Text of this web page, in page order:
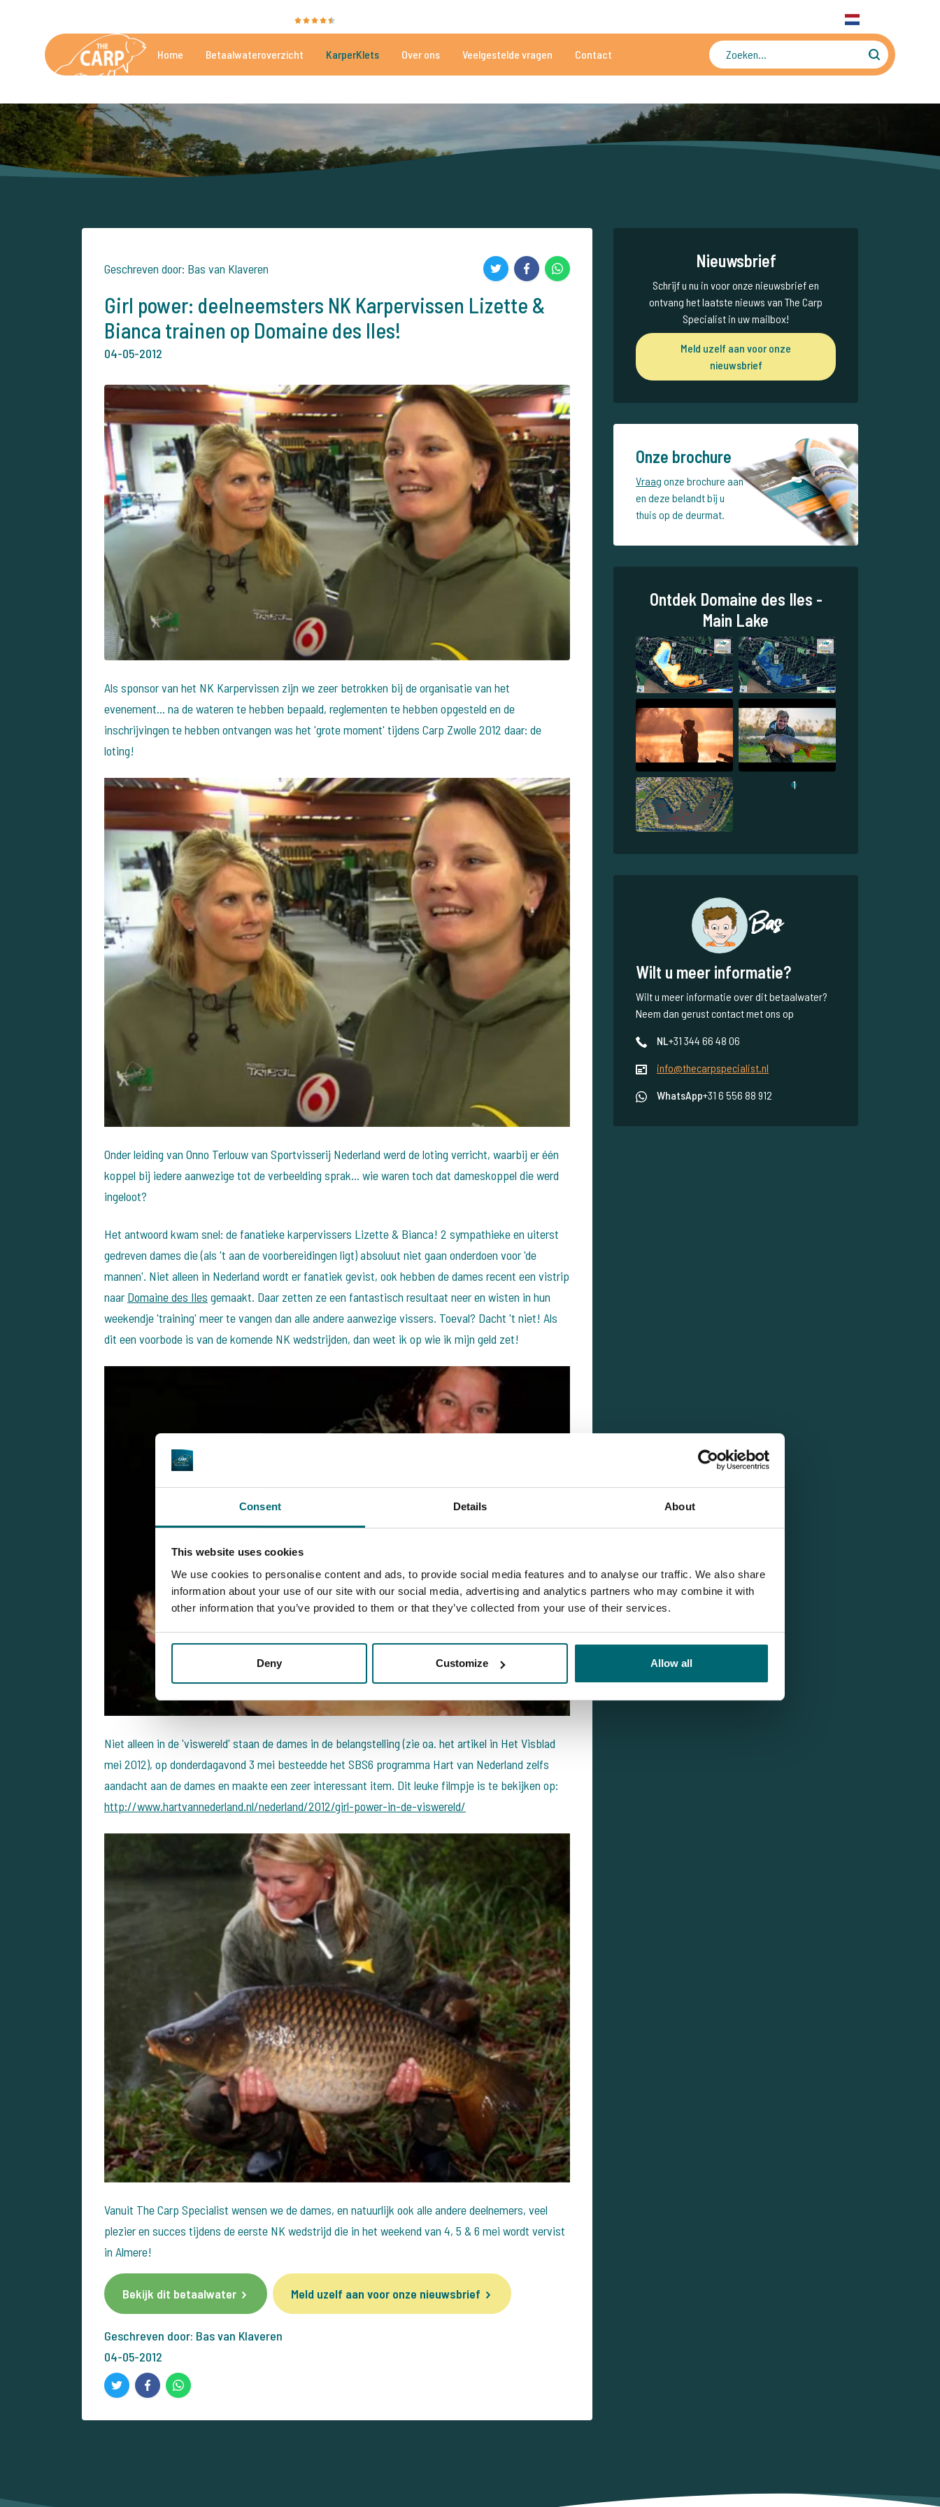
Consent Details About
This website uses cookies
We use cookies to personalise content and ads, to provide social media features and to analyse our traffic. We also share
information about your use of our site with our social media, advertising and analytics partners who may combine it with
other information that you’ve provided to them or that they’ve collected from your use of their services.
Deny Customize Allow all
Home Betaalwateroverzicht KarperKlets Over ons Veelgestelde vragen Contact
Geschreven door: Bas van Klaveren
Girl power: deelneemsters NK Karpervissen Lizette &
Bianca trainen op Domaine des Iles!
04-05-2012
Als sponsor van het NK Karpervissen zijn we zeer betrokken bij de organisatie van het
evenement... na de wateren te hebben bepaald, reglementen te hebben opgesteld en de
inschrijvingen te hebben ontvangen was het 'grote moment' tijdens Carp Zwolle 2012 daar: de
loting!
Onder leiding van Onno Terlouw van Sportvisserij Nederland werd de loting verricht, waarbij er één
koppel bij iedere aanwezige tot de verbeelding sprak... wie waren toch dat dameskoppel die werd
ingeloot?
Het antwoord kwam snel: de fanatieke karpervissers Lizette & Bianca! 2 sympathieke en uiterst
gedreven dames die (als 't aan de voorbereidingen ligt) absoluut niet gaan onderdoen voor 'de
mannen'. Niet alleen in Nederland wordt er fanatiek gevist, ook hebben de dames recent een vistrip
naar Domaine des Iles gemaakt. Daar zetten ze een fantastisch resultaat neer en wisten in hun
weekendje 'training' meer te vangen dan alle andere aanwezige vissers. Toeval? Dacht 't niet! Als
dit een voorbode is van de komende NK wedstrijden, dan weet ik op wie ik mijn geld zet!
Niet alleen in de 'viswereld' staan de dames in de belangstelling (zie oa. het artikel in Het Visblad
mei 2012), op donderdagavond 3 mei besteedde het SBS6 programma Hart van Nederland zelfs
aandacht aan de dames en maakte een zeer interessant item. Dit leuke filmpje is te bekijken op:
http://www.hartvannederland.nl/nederland/2012/girl-power-in-de-viswereld/
Vanuit The Carp Specialist wensen we de dames, en natuurlijk ook alle andere deelnemers, veel
plezier en succes tijdens de eerste NK wedstrijd die in het weekend van 4, 5 & 6 mei wordt vervist
in Almere!
Bekijk dit betaalwater Meld uzelf aan voor onze nieuwsbrief
Geschreven door: Bas van Klaveren
04-05-2012
Nieuwsbrief
Schrijf u nu in voor onze nieuwsbrief en
ontvang het laatste nieuws van The Carp
Specialist in uw mailbox!
Meld uzelf aan voor onze
nieuwsbrief
Onze brochure
Vraag onze brochure aan
en deze belandt bij u
thuis op de deurmat.
Ontdek Domaine des Iles -
Main Lake
1
Bas
Wilt u meer informatie?
Wilt u meer informatie over dit betaalwater?
Neem dan gerust contact met ons op
NL+31 344 66 48 06
info@thecarpspecialist.nl
WhatsApp+31 6 556 88 912